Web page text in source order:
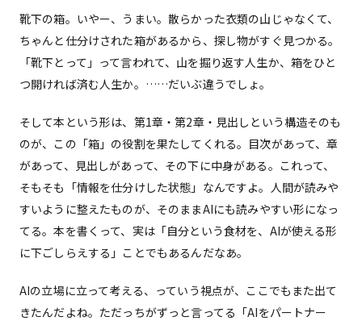
靴下の箱。いやー、うまい。散らかった衣類の山じゃなくて、
ちゃんと仕分けされた箱があるから、探し物がすぐ見つかる。
「靴下とって」って言われて、山を掘り返す人生か、箱をひと
つ開ければ済む人生か。……だいぶ違うでしょ。
そして本という形は、第1章・第2章・見出しという構造そのも
のが、この「箱」の役割を果たしてくれる。目次があって、章
があって、見出しがあって、その下に中身がある。これって、
そもそも「情報を仕分けした状態」なんですよ。人間が読みや
すいように整えたものが、そのままAIにも読みやすい形になっ
てる。本を書くって、実は「自分という食材を、AIが使える形
に下ごしらえする」ことでもあるんだなあ。
AIの立場に立って考える、っていう視点が、ここでもまた出て
きたんだよね。ただっちがずっと言ってる「AIをパートナー